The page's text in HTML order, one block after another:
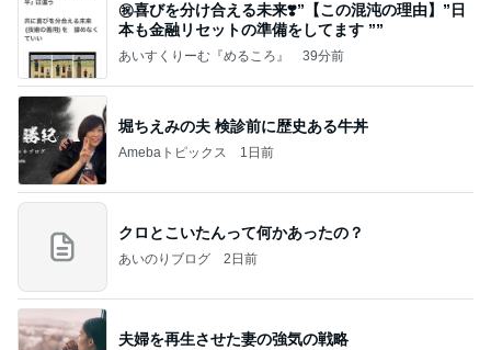
㊗️喜びを分け合える未来❣️”【この混沌の理由】”⽇
本も⾦融リセットの準備をしてます ””
あいすくりーむ『めるころ』 39分前
堀ちえみの夫 検診前に歴史ある牛丼
Amebaトピックス 1日前
クロとこいたんって何かあったの？
あいのりブログ 2日前
夫婦を再生させた妻の強気の戦略